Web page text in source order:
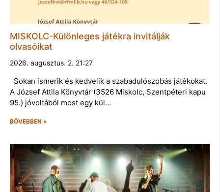
MISKOLC-Különleges játékra invitálják
olvasóikat
2026. augusztus. 2. 21:27
Sokan ismerik és kedvelik a szabadulószobás játékokat.
A József Attila Könyvtár (3526 Miskolc, Szentpéteri kapu
95.) jóvoltából most egy kül…
BŐVEBBEN »